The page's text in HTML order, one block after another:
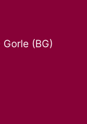
(BG)